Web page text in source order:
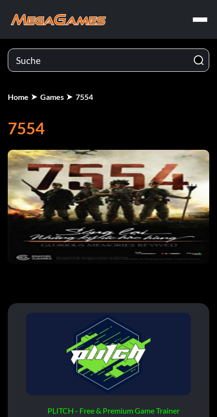
Home Games 7554
7554
PLITCH - Free & Premium Game Trainer